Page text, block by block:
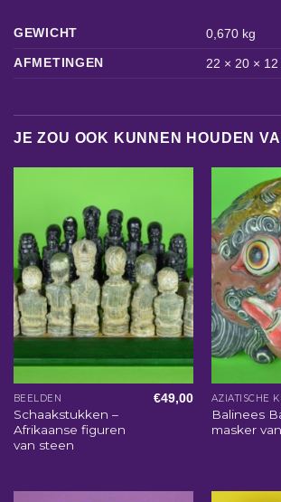
GEWICHT
0,670 kg
AFMETINGEN
22 × 20 × 12
JE ZOU OOK KUNNEN HOUDEN
BEELDEN
Schaakstukken –
Afrikaanse figuren
van steen
€49,00
Balinees
masker